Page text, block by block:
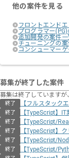
他の案件を見る
フロントエンド
プログラマー
追加開発の案件一
チューニングの
コンシューマー
募集が終了した案件
募集は終了しています
終了 【フルスタック
終了 【TypeScript】
終了 【TypeScript/
終了 【TypeScript】
終了 【TypeScript/
終了 【TypeScript/